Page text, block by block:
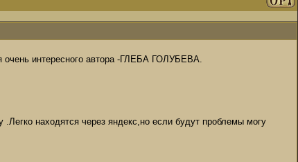
очень интересного автора -ГЛЕБА ГОЛУБЕВА.
находятся через яндекс,но если будут проблемы могу